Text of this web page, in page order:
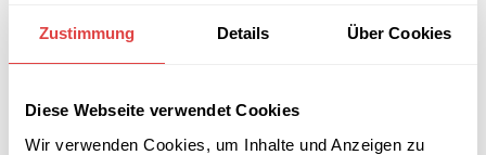
Zustimmung Details Über Cookies
Diese Webseite verwendet Cookies
Wir verwenden Cookies, um Inhalte und Anzeigen zu
Kategorie: Konferenz- und Besucherstühle
Marke:Gastro Uzal